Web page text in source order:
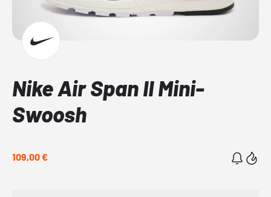
Nike Air Span II Mini-
Swoosh
109,00 €